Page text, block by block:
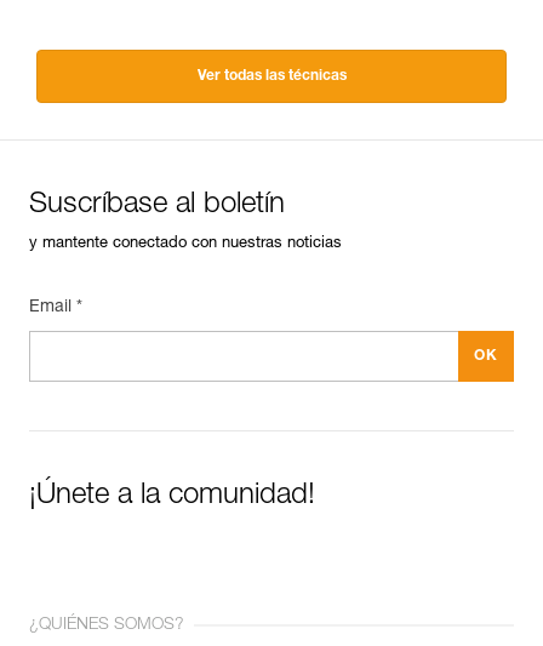
Ver todas las técnicas
Suscríbase al boletín
y mantente conectado con nuestras noticias
Email *
¡Únete a la comunidad!
¿QUIÉNES SOMOS?